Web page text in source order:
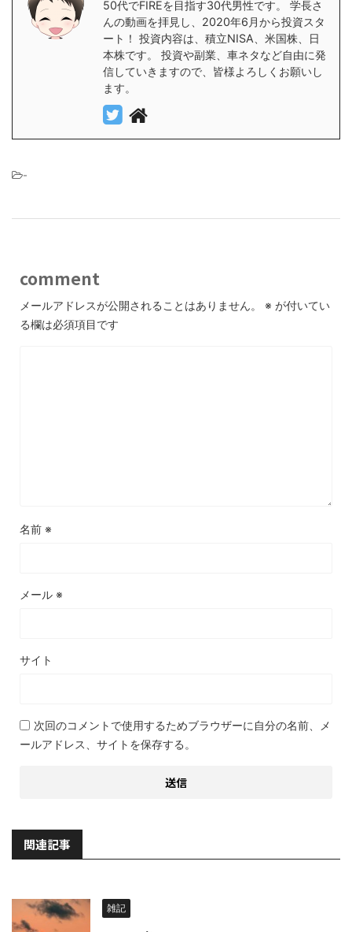
50代でFIREを目指す30代男性です。 学長さ
んの動画を拝見し、2020年6月から投資スタ
ート！ 投資内容は、積立NISA、米国株、日
本株です。 投資や副業、車ネタなど自由に発
信していきますので、皆様よろしくお願いし
ます。
-
comment
メールアドレスが公開されることはありません。 ※ が付いてい
る欄は必須項目です
名前 ※
メール ※
サイト
次回のコメントで使用するためブラウザーに自分の名前、メ
ールアドレス、サイトを保存する。
関連記事
雑記